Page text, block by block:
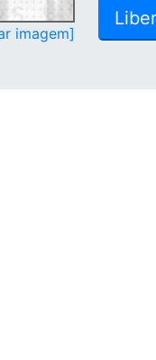
imagem]